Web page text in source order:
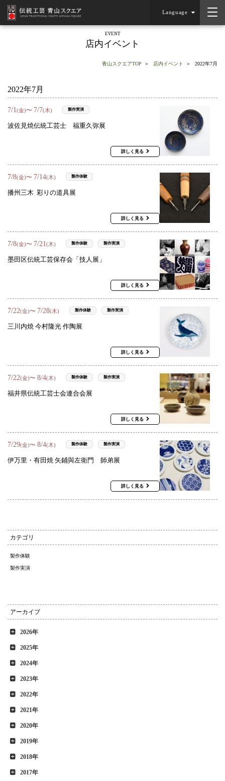
Language
EVENT
店内イベント
青山スクエアTOP 店内イベント 2022年7月
2022年7月
7/1(金)〜 7/7(木) 製作実演
波佐見焼伝統工芸士 福重久弥展
詳しく見る
7/8(金)〜 7/14(木) 製作体験
播州三木 彩りの道具展
詳しく見る
7/8(金)〜 7/21(木) 製作体験 製作実演
墨田区伝統工芸保存会「技人展」
詳しく見る
7/22(金)〜 7/28(木) 製作体験 製作実演
三川内焼 今村隆光 作陶展
詳しく見る
7/22(金)〜 8/4(木) 製作体験 製作実演
福井県伝統工芸士会連合会展
詳しく見る
7/29(金)〜 8/4(木) 製作体験 製作実演
伊万里・有田焼 矢鋪與左衛門 師弟展
詳しく見る
カテゴリ
製作体験
製作実演
アーカイブ
2026年
2025年
2024年
2023年
2022年
2021年
2020年
2019年
2018年
2017年